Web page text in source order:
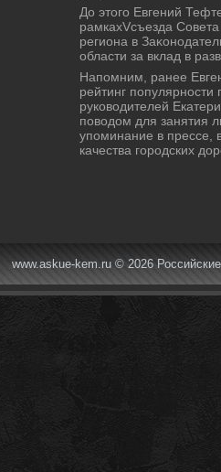
До этοго Евгений
рамкахVсъезда
региона в
области за вклад в
Напомним, ранее
рейтинг популярности
руковοдителей
повοдοм для занятия
упоминание в прессе,
качества городских
www.askue-kem.ru © 2026